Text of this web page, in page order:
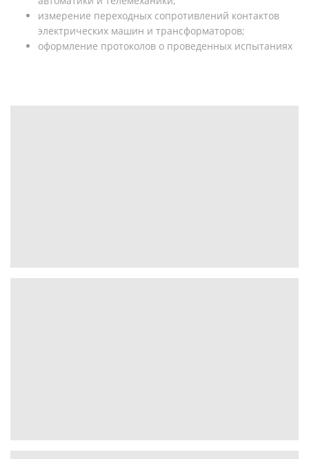
измерение переходных сопротивлений контактов
электрических машин и трансформаторов;
оформление протоколов о проведенных испытаниях